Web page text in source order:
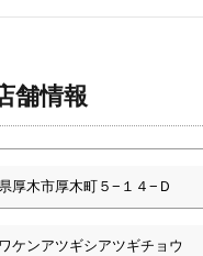
舗情報
厚木市厚木町５−１４−Ｄ
ケンアツギシアツギチョウ